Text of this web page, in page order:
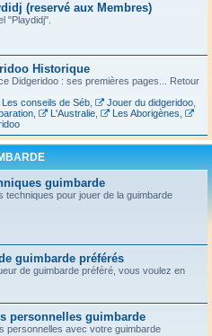
(reservé aux Membres)
"Playdidj".
Historique
Didgeridoo : ses premières pages... Retour
Les conseils de Séb, Jouer du didgeridoo,
, L'Australie, Les Aborigènes
guimbarde
techniques pour jouer de la guimbarde
guimbarde préférés
de guimbarde préféré, vous voulez en
personnelles guimbarde
personnelles avec votre guimbarde